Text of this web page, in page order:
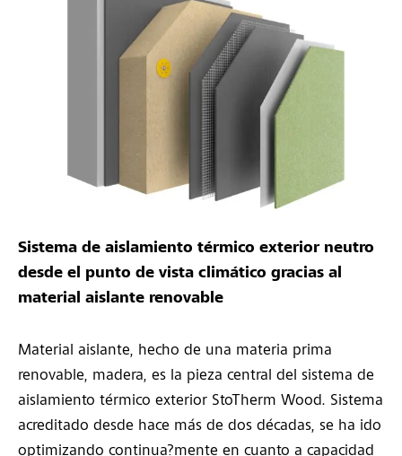
Sistema de aislamiento térmico exterior neutro
desde el punto de vista climático gracias al
material aislante renovable
Material aislante, hecho de una materia prima
renovable, madera, es la pieza central del sistema de
aislamiento térmico exterior StoTherm Wood. Sistema
acreditado desde hace más de dos décadas, se ha ido
optimizando continua?mente en cuanto a capacidad